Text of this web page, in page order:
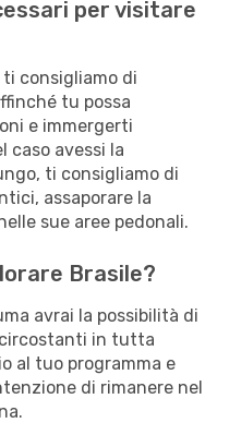
per visitare
ti consigliamo di
tu possa
e immergerti
caso avessi la
ti consigliamo di
assaporare la
sue aree pedonali.
Brasile?
avrai la possibilità di
circostanti in tutta
al tuo programma e
di rimanere nel